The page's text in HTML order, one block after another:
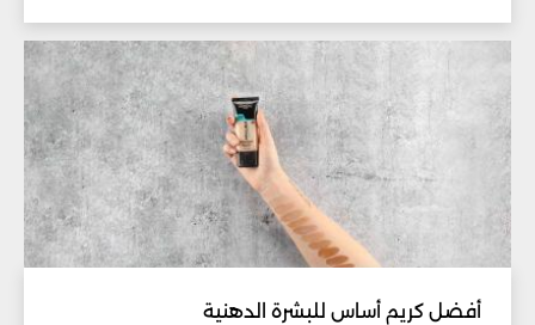
أفضل كريم أساس للبشرة الدهنية